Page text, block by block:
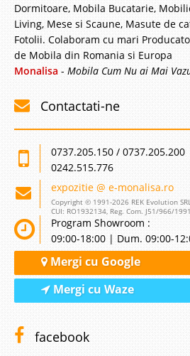
Dormitoare, Mobila Bucatarie,
Living, Mese si Scaune, Masute de
Fotolii. Colaboram cu mari
de Mobila din Romania si Europa
Monalisa - Mobila Cum Nu ai Mai
Contactati-ne
0737.205.150 / 0737.205.200
0242.515.776
expozitie @ e-monalisa.ro
Copyright © 1991-2026 REK Evolution
CUI: RO1932134, Reg. Com. J51/966/1991
Program Showroom :
09:00-18:00 | Dum. 09:00-
Mergi cu Google
Mergi cu Waze
facebook